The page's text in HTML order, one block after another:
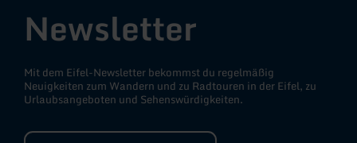
Newsletter
Mit dem Eifel-Newsletter bekommst du regelmäßig
Neuigkeiten zum Wandern und zu Radtouren in der Eifel, zu
Urlaubsangeboten und Sehenswürdigkeiten.